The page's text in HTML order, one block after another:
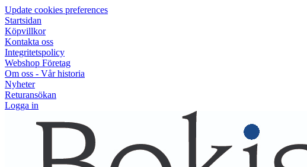
Update cookies preferences
Startsidan
Köpvillkor
Kontakta oss
Integritetspolicy
Webshop Företag
Om oss - Vår historia
Nyheter
Returansökan
Logga in